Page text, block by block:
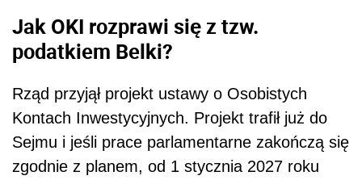
Jak OKI rozprawi się z tzw.
podatkiem Belki?
Rząd przyjął projekt ustawy o Osobistych
Kontach Inwestycyjnych. Projekt trafił już do
Sejmu i jeśli prace parlamentarne zakończą się
zgodnie z planem, od 1 stycznia 2027 roku